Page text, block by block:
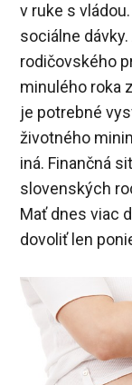
v ruke s
sociálne
rodičovského
minulého roka
je potrebné
životného
iná. Finančná
slovenských
Mať dnes viac
dovoliť len